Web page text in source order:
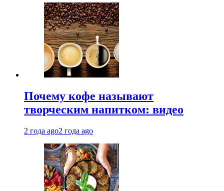
Почему кофе называют
творческим напитком: видео
2 года ago2 года ago